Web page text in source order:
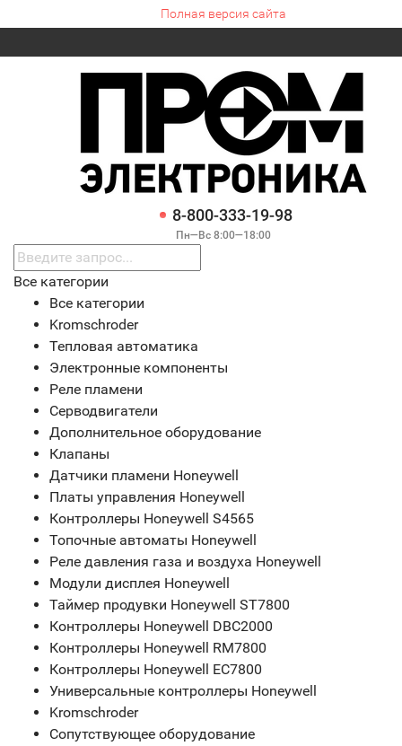
Полная версия сайта
8-800-333-19-98
Пн—Вс 8:00—18:00
Все категории
Все категории
Kromschroder
Тепловая автоматика
Электронные компоненты
Реле пламени
Серводвигатели
Дополнительное оборудование
Клапаны
Датчики пламени Honeywell
Платы управления Honeywell
Контроллеры Honeywell S4565
Топочные автоматы Honeywell
Реле давления газа и воздуха Honeywell
Модули дисплея Honeywell
Таймер продувки Honeywell ST7800
Контроллеры Honeywell DBC2000
Контроллеры Honeywell RM7800
Контроллеры Honeywell EC7800
Универсальные контроллеры Honeywell
Kromschroder
Сопутствующее оборудование